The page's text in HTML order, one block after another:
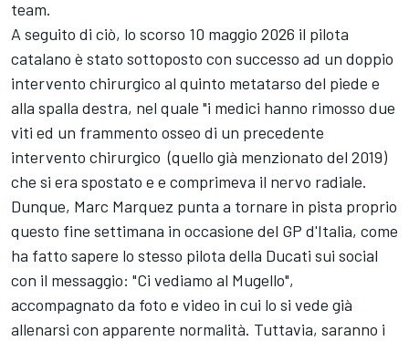
team.
A seguito di ciò, lo scorso 10 maggio 2026 il pilota
catalano è stato sottoposto con successo ad un doppio
intervento chirurgico al quinto metatarso del piede e
alla spalla destra, nel quale "i medici hanno rimosso due
viti ed un frammento osseo di un precedente
intervento chirurgico (quello già menzionato del 2019)
che si era spostato e e comprimeva il nervo radiale.
Dunque, Marc Marquez punta a tornare in pista proprio
questo fine settimana in occasione del GP d'Italia, come
ha fatto sapere lo stesso pilota della Ducati sui social
con il messaggio: "Ci vediamo al Mugello",
accompagnato da foto e video in cui lo si vede già
allenarsi con apparente normalità. Tuttavia, saranno i